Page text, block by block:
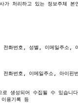
가 처리하고 있는 정보주체
화번호, 성별, 이메일주소, 아
번호, 이메일주소, 아이핀
로 생성되어 수집될 수 있습니
용기록 등